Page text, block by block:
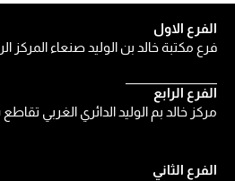
الفرع الثاني
الفرع الاول
فرع مكتبة خالد بن الوليد صنعاء المركز
الفرع الرابع
مركز خالد بم الوليد الدائري الغربي تقاطع